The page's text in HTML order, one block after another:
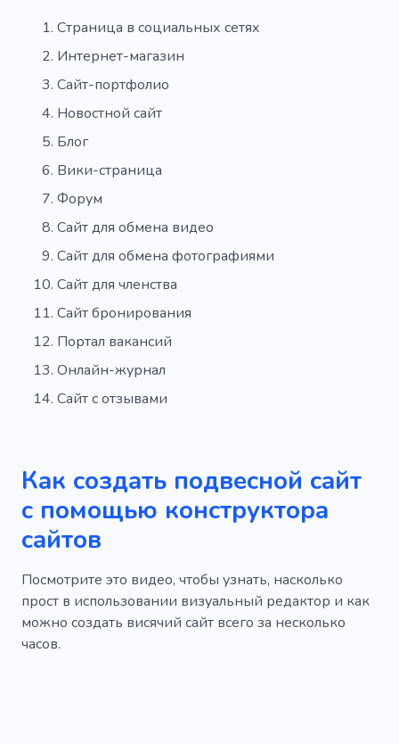
Страница в социальных сетях
Интернет-магазин
Сайт-портфолио
Новостной сайт
Блог
Вики-страница
Форум
Сайт для обмена видео
Сайт для обмена фотографиями
Сайт для членства
Сайт бронирования
Портал вакансий
Онлайн-журнал
Сайт с отзывами
Как создать подвесной сайт
с помощью конструктора
сайтов
Посмотрите это видео, чтобы узнать, насколько
прост в использовании визуальный редактор и как
можно создать висячий сайт всего за несколько
часов.